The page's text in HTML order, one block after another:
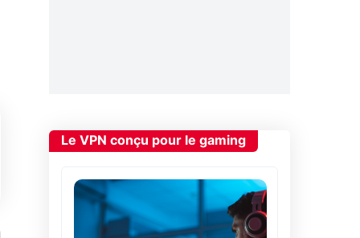
Le VPN conçu pour le gaming